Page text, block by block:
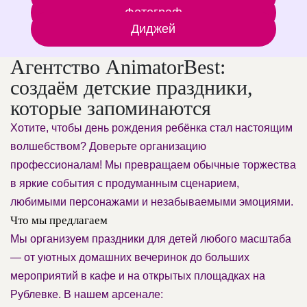
Фотограф
Диджей
Агентство AnimatorBest:
создаём детские праздники,
которые запоминаются
Хотите, чтобы день рождения ребёнка стал настоящим
волшебством? Доверьте организацию
профессионалам! Мы превращаем обычные торжества
в яркие события с продуманным сценарием,
любимыми персонажами и незабываемыми эмоциями.
Что мы предлагаем
Мы организуем праздники для детей любого масштаба
— от уютных домашних вечеринок до больших
мероприятий в кафе и на открытых площадках на
Рублевке. В нашем арсенале: